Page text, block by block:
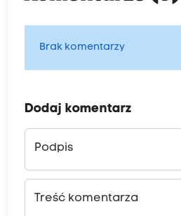
Brak komentarzy
Dodaj komentarz
Podpis
Treść komentarza